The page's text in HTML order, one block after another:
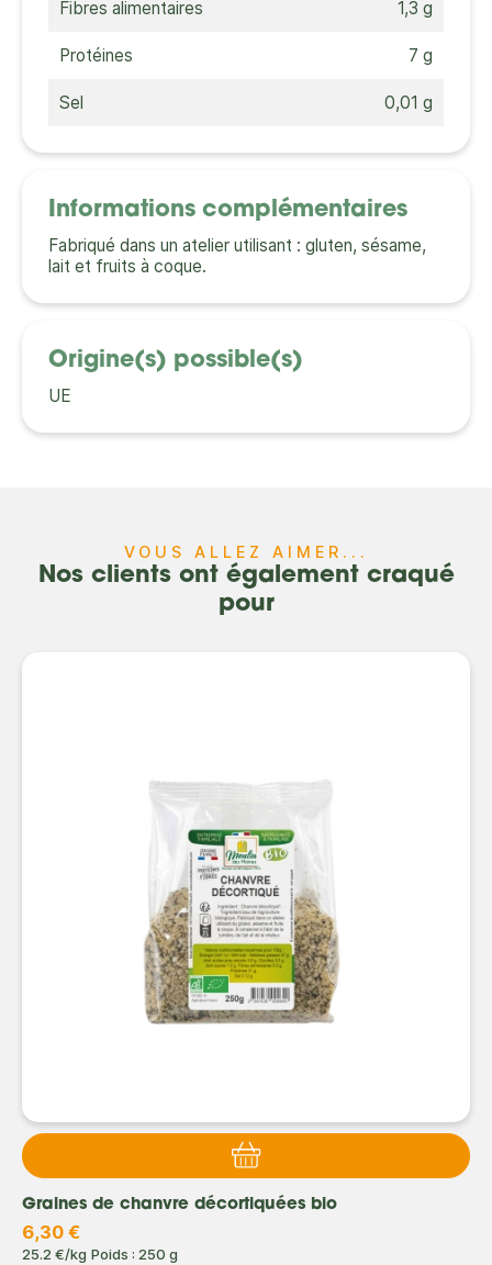
Fibres alimentaires 1,3 g
Protéines 7 g
Sel 0,01 g
Informations complémentaires
Fabriqué dans un atelier utilisant : gluten, sésame,
lait et fruits à coque.
Origine(s) possible(s)
UE
VOUS ALLEZ AIMER...
Nos clients ont également craqué
pour
Graines de chanvre décortiquées bio
6,30 €
25.2 €/kg Poids : 250 g